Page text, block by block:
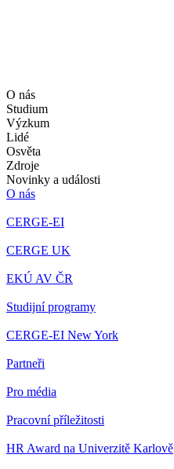
O nás
Studium
Výzkum
Lidé
Osvěta
Zdroje
Novinky a události
O nás
CERGE-EI
CERGE UK
EKÚ AV ČR
Studijní programy
CERGE-EI New York
Partneři
Pro média
Pracovní příležitosti
HR Award na Univerzitě Karlově